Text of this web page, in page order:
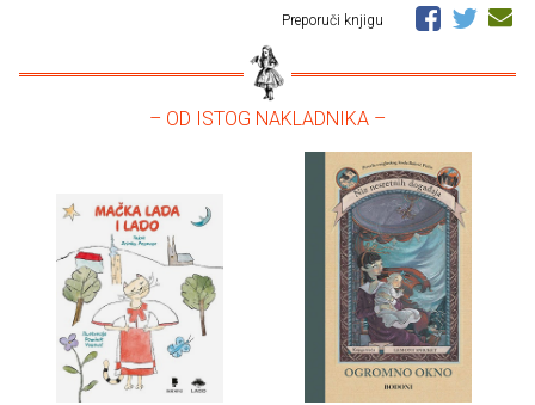
Preporuči knjigu
– OD ISTOG NAKLADNIKA –